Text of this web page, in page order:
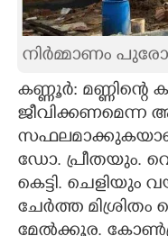
ASTRO
CARTOONS
LITERATURE
ZOOM
നിർമ്മാണം
കണ്ണൂർ: മണ്ണിന്റെ
ജീവിക്കണമെന്ന
ഡോ. പ്രീതയും.
കെട്ടി.
ചേർത്ത മിശ്രിതം